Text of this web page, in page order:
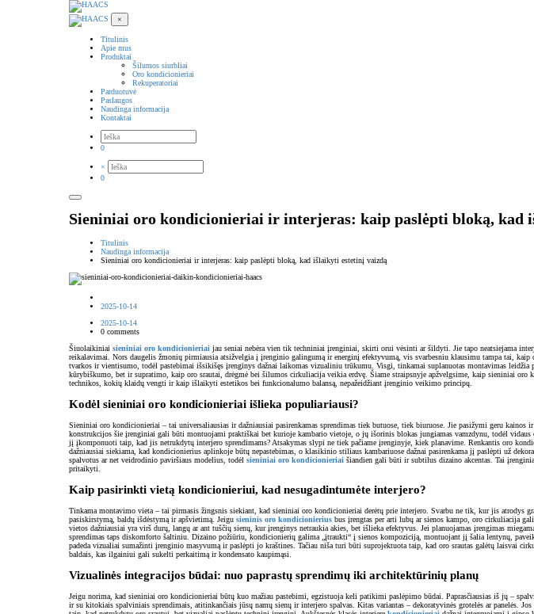
×
Titulinis
Apie mus
Produktai
Šilumos siurbliai
Oro kondicionieriai
Rekuperatoriai
Parduotuvė
Paslaugos
Naudinga informacija
Kontaktai
0
×
0
Sieniniai oro kondicionieriai ir interjeras: kaip paslėpti bloką, kad
Titulinis
Naudinga informacija
Sieniniai oro kondicionieriai ir interjeras: kaip paslėpti bloką, kad išlaikyti estetinį vaizdą
2025-10-14
2025-10-14
0 comments
Šiuolaikiniai sieniniai oro kondicionieriai jau seniai nebėra vien tik techniniai įrenginiai, skirti orui vėsinti ar šildyti. Jie tapo neatsiejama
reikalavimai. Nors daugelis žmonių pirmiausia atsižvelgia į įrenginio galingumą ir energinį efektyvumą, vis svarbesniu klausimu tampa tai, kaip
tvarkos ir vientisumo, todėl pastebimai išsikišęs įrenginys dažnai laikomas vizualiniu trūkumu. Visgi, tinkamai suplanuotas montavimas
kūrybiškumo, bet ir supratimo, kaip oro srautai, drėgmė bei šilumos cirkuliacija veikia erdvę. Šiame straipsnyje apžvelgsime, kaip sieniniai
technikos, kokių klaidų vengti ir kaip išlaikyti estetikos bei funkcionalumo balansą, nepažeidžiant įrenginio veikimo principų.
Kodėl sieniniai oro kondicionieriai išlieka populiariausi?
Sieniniai oro kondicionieriai – tai universaliausias ir dažniausiai pasirenkamas sprendimas tiek butuose, tiek biuruose. Jie pasižymi geru
konstrukcijos šie įrenginiai gali būti montuojami praktiškai bet kurioje kambario vietoje, o jų išorinis blokas jungiamas vamzdynu, todėl vidaus
jį įkomponuoti taip, kad jis netrukdytų interjero sprendimams? Atsakymas slypi ne tiek pačiame įrenginyje, kiek planavime. Renkantis oro
dažniausiai siekiama, kad kondicionierius aplinkoje būtų nepastebimas, o klasikinio stiliaus kambariuose dažnai pasirenkama jį paslėpti už
spalvotus ar net veidrodinio paviršiaus modelius, todėl sieniniai oro kondicionieriai šiandien gali būti ir subtilus dizaino akcentas. Tai
pritaikyti.
Kaip pasirinkti vietą kondicionieriui, kad nesugadintumėte interjero?
Tinkama montavimo vieta – tai pirmasis žingsnis siekiant, kad sieniniai oro kondicionieriai derėtų prie interjero. Svarbu ne tik, kur jis atrodys
pasiskirstymą, baldų išdėstymą ir apšvietimą. Jeigu sieninis oro kondicionierius bus įrengtas per arti lubų ar sienos kampo, oro cirkuliacija
vietos dažniausiai yra virš durų, langų ar ant tuščių sienų, kur įrenginys netraukia akies, bet išlieka efektyvus. Jei planuojamas įrengimas
sprendimas taps diskomforto šaltiniu. Dizaino požiūriu, kondicionierių galima „įtraukti“ į sienos kompoziciją, montuojant jį šalia lentynų,
padeda vizualiai sumažinti įrenginio masyvumą ir paslėpti jo kraštines. Tačiau niša turi būti suprojektuota taip, kad oro srautas galėtų laisvai
baldais, kas ilgainiui gali sukelti perkaitimą ir kondensato kaupimąsi.
Vizualinės integracijos būdai: nuo paprastų sprendimų iki architektūrinių planų
Jeigu norima, kad sieniniai oro kondicionieriai būtų kuo mažiau pastebimi, egzistuoja keli patikimi paslėpimo būdai. Paprasčiausias iš jų –
ir su kitokiais spalviniais sprendimais, atitinkančiais jūsų namų sienų ir interjero spalvas. Kitas variantas – dekoratyvinės grotelės ar panelės.